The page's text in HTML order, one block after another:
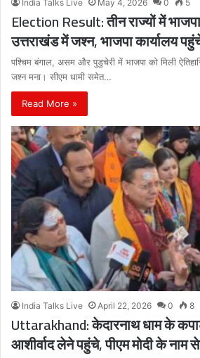
India Talks Live May 4, 2026 0 5
Election Result: तीन राज्यों में
उत्तराखंड में जश्न, भाजपा कार्यालय
पश्चिम बंगाल, असम और पुडुचेरी में भाजपा को मिली
जश्न मना। सीएम धामी समेत…
Read More »
India Talks Live April 22, 2026 0 8
Uttarakhand: केदारनाथ धाम के
आशीर्वाद लेने पहुंचे, पीएम मोदी के नाम